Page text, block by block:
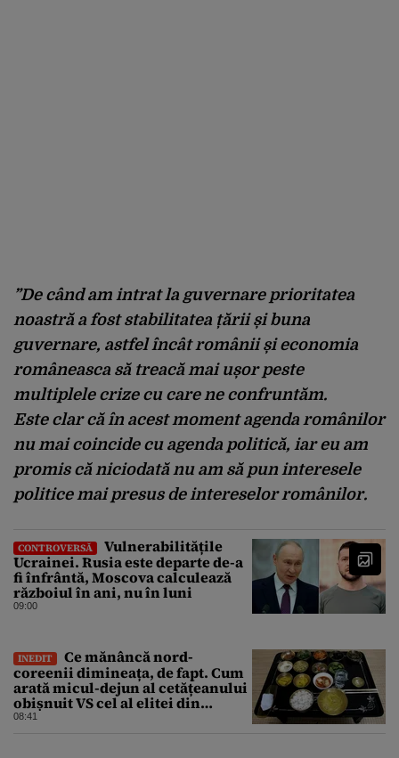
”De când am intrat la guvernare prioritatea
noastră a fost stabilitatea țării și buna
guvernare, astfel încât românii și economia
româneasca să treacă mai ușor peste
multiplele crize cu care ne confruntăm.
Este clar că în acest moment agenda românilor
nu mai coincide cu agenda politică, iar eu am
promis că niciodată nu am să pun interesele
politice mai presus de intereselor românilor.
CONTROVERSĂ
Vulnerabilitățile
Ucrainei. Rusia este departe de-a
fi înfrântă, Moscova calculează
războiul în ani, nu în luni
09:00
INEDIT
Ce mănâncă nord-
coreenii dimineața, de fapt. Cum
arată micul-dejun al cetățeanului
obișnuit VS cel al elitei din
Phenian
08:41